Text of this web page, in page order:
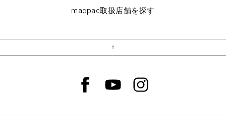
macpac取扱店舗を探す
↑